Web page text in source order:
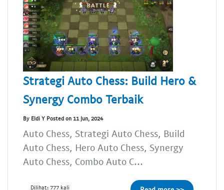
Strategi Auto Chess: Build Hero &
Synergy Combo Terbaik
By Eldi Y Posted on 11 Jun, 2024
Auto Chess, Strategi Auto Chess, Build
Auto Chess, Hero Auto Chess, Synergy
Auto Chess, Combo Auto C...
Dilihat: 777 kali